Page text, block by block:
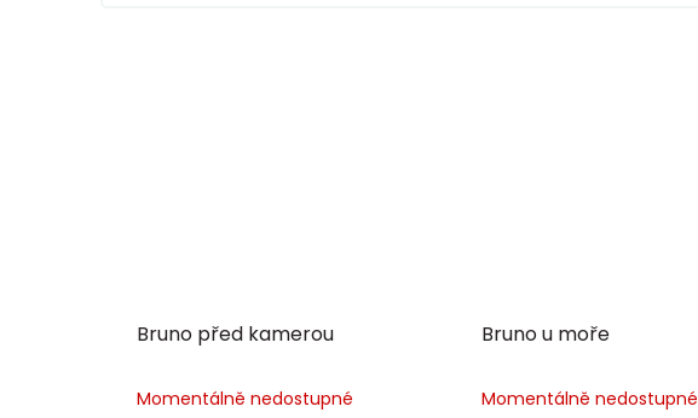
Bruno před kamerou
Momentálně nedostupné
Bruno u moře
Momentálně nedostupné